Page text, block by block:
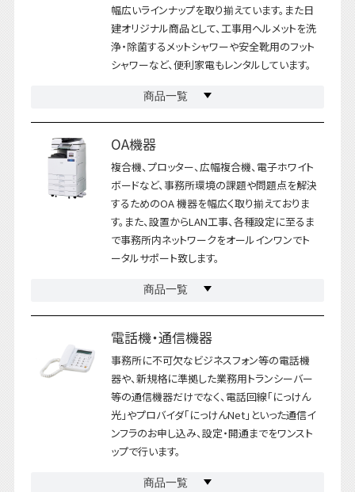
幅広いラインナップを取り揃えています。また日
建オリジナル商品として、工事用ヘルメットを洗
浄・除菌するメットシャワーや安全靴用のフット
シャワーなど、便利家電もレンタルしています。
商品一覧
OA機器
複合機、プロッター、広幅複合機、電子ホワイト
ボードなど、事務所環境の課題や問題点を解決
するためのOA 機器を幅広く取り揃えておりま
す。また、設置からLAN工事、各種設定に至るま
で事務所内ネットワークをオールインワンでト
ータルサポート致します。
商品一覧
電話機・通信機器
事務所に不可欠なビジネスフォン等の電話機
器や、新規格に準拠した業務用トランシーバー
等の通信機器だけでなく、電話回線「にっけん
光」やプロバイダ「にっけんNet」といった通信イ
ンフラのお申し込み、設定・開通までをワンスト
ップで行います。
商品一覧